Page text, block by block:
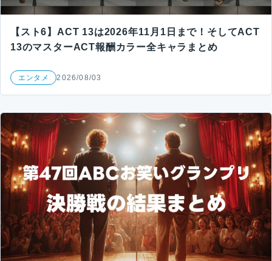
【スト6】ACT 13は2026年11月1日まで！そしてACT
13のマスターACT報酬カラー全キャラまとめ
エンタメ 2026/08/03